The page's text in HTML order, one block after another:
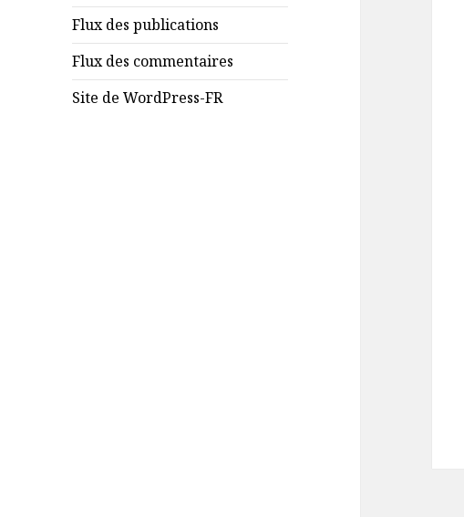
Flux des publications
Flux des commentaires
Site de WordPress-FR